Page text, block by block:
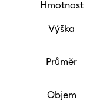
Hmotnost
Výška
Průměr
Objem